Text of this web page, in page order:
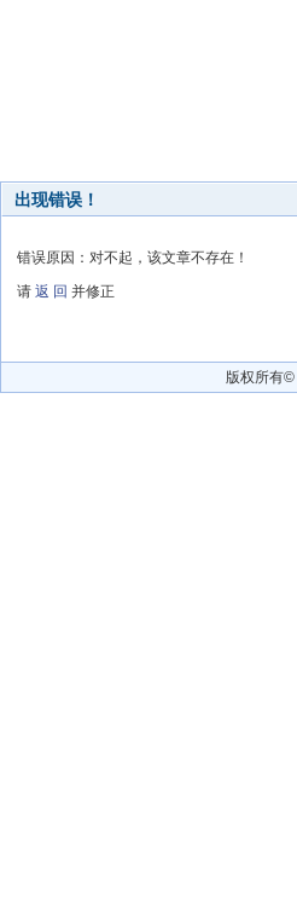
出现错误！
错误原因：对不起，该文章不存在！
请 返 回 并修正
版权所有©